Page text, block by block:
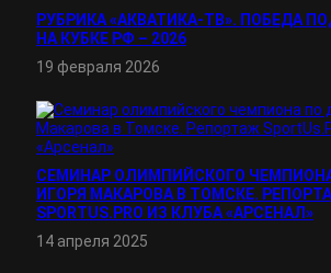
РУБРИКА «АКВАТИКА-TВ». ПОБЕДА
НА КУБКЕ РФ – 2026
19 февраля 2026
СЕМИНАР ОЛИМПИЙСКОГО
ИГОРЯ МАКАРОВА В ТОМСКЕ.
SPORTUS.PRO ИЗ КЛУБА «АРСЕНАЛ»
14 апреля 2025